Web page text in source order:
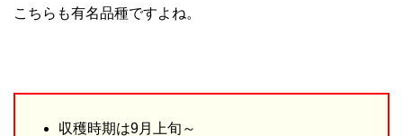
こちらも有名品種ですよね。
収穫時期は9月上旬～